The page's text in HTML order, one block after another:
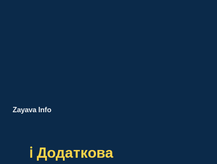
Zayava Info
ℹ️ Додаткова